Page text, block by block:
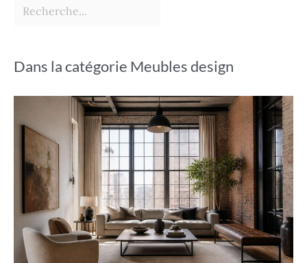
Dans la catégorie Meubles design